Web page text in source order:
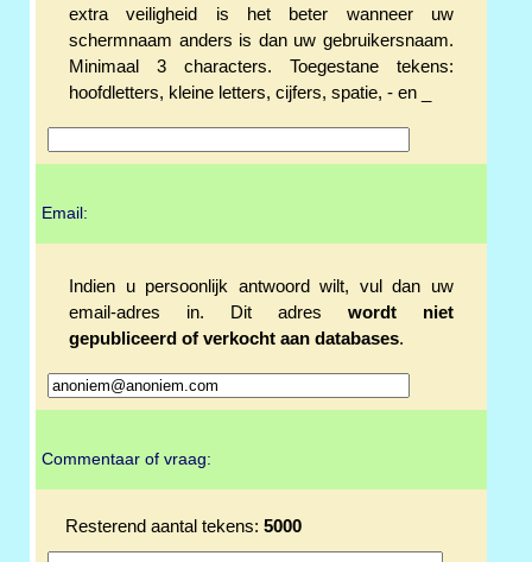
extra veiligheid is het beter wanneer uw
schermnaam anders is dan uw gebruikersnaam.
Minimaal 3 characters. Toegestane tekens:
hoofdletters, kleine letters, cijfers, spatie, - en _
Email:
Indien u persoonlijk antwoord wilt, vul dan uw
email-adres in. Dit adres wordt niet
gepubliceerd of verkocht aan databases.
Commentaar of vraag:
Resterend aantal tekens: 5000